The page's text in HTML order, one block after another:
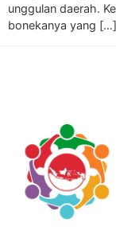
unggulan daerah.
bonekanya yang […]